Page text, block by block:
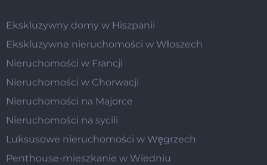
Ekskluzywny domy w Hiszpanii
Ekskluzywne nieruchomości w Włoszech
Nieruchomości w Francji
Nieruchomości w Chorwacji
Nieruchomości na Majorce
Nieruchomości na sycili
Luksusowe nieruchomości w Węgrzech
Penthouse-mieszkanie w Wiedniu